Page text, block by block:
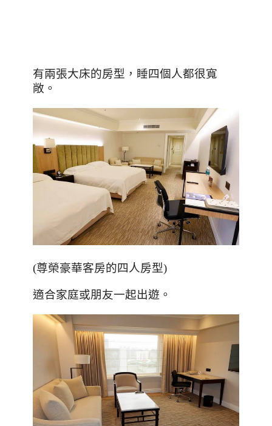
有兩張大床的房型，睡四個人都很寬
敞。
(尊榮豪華客房的四人房型)
適合家庭或朋友一起出遊。